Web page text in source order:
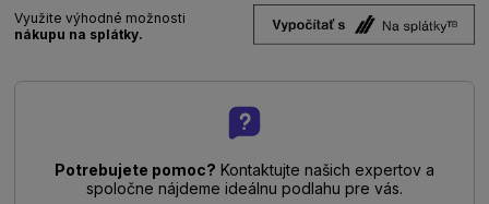
Využite výhodné možnosti
nákupu na splátky.
Potrebujete pomoc? Kontaktujte našich expertov a
spoločne nájdeme ideálnu podlahu pre vás.